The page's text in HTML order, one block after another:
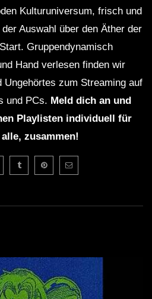
Kulturuniversum, frisch und
Auswahl über den Äther der
Gruppendynamisch
Hand verlesen finden wir
Ungehörtes zum Streaming auf
und PCs. Meld dich an und
Playlisten individuell für
zusammen!